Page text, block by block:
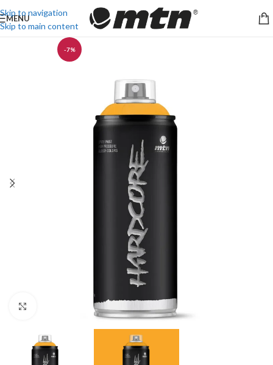
Skip to navigation
Skip to main content
MENU
-7%
Click to enlarge